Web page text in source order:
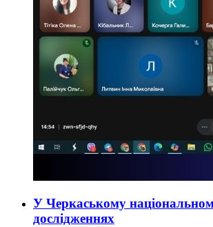
У Черкаському
дослідженнях